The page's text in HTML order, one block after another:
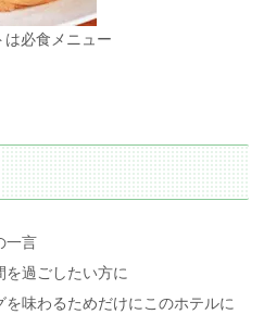
必食メニュー
一言
過ごしたい方に
味わるためだけにこのホテルに